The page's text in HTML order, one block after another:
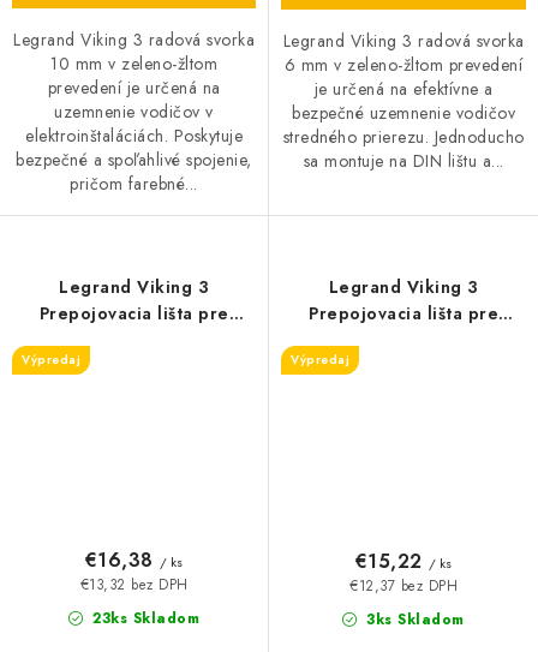
Legrand Viking 3 radová svorka
10 mm v zeleno-žltom
prevedení je určená na
uzemnenie vodičov v
elektroinštaláciách. Poskytuje
bezpečné a spoľahlivé spojenie,
pričom farebné...
Legrand Viking 3 radová svorka
6 mm v zeleno-žltom prevedení
je určená na efektívne a
bezpečné uzemnenie vodičov
stredného prierezu. Jednoducho
sa montuje na DIN lištu a...
Legrand Viking 3
Prepojovacia lišta pre
rádové svorky 35 mm2
Výpredaj
23ks Skladom
€13,32 bez DPH
€16,38 / ks
Legrand Viking 3
Prepojovacia lišta pre
rádové svorky 16 mm2
Výpredaj
3ks Skladom
€12,37 bez DPH
€15,22 / ks